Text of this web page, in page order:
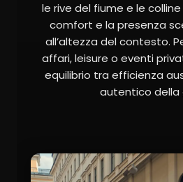
le rive del fiume e le
comfort e la presenza
all’altezza del contesto.
affari, leisure o eventi
equilibrio tra efficienza
autentico della